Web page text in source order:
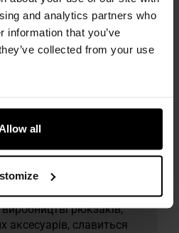
and analytics partners who
information that you’ve
collected from your use
all
дилером бренду
аутдор-бренд,
досвідом у
Його назва, що означає
природою, що також
компанії. Бренд
виробництві рюкзаків,
аксесуарів, славиться